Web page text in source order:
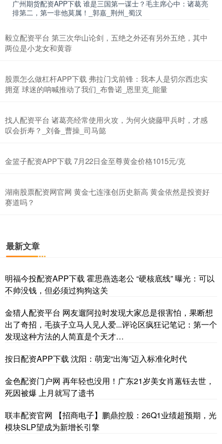
广州期货配资APP下载 谁是三国第一谋士？毛主席心中：诸葛亮
排第二，第一非他莫属！_郭嘉_荆州_蜀汉
毅立配资平台 第三次华山论剑，五绝之外还有另外五绝，其中
两位是小龙女和黄蓉
股票怎么做杠杆APP下载 弗拉门戈前锋：我本人是切尔西忠实
拥趸 球迷的呐喊推动了我们_布鲁诺_恩里克_能量
找人配资平台 诸葛亮经常使用火攻，为何火烧藤甲兵时，才感
叹会折寿？_刘备_曹操_司马懿
金篮子配资APP下载 7月22日金至尊黄金价格1015元/克
湖南股票配资网官网 黄金七连涨创历史新高 黄金依然是投资好
赛道吗？
最新文章
明福今投配资APP下载 霍思燕选老公 “硬核底线” 曝光：可以
不帅没钱，但必须过狗狗这关
金猎人配资平台 网友遛阿拉时发现大家总是很害怕，果断想
出了奇招，毛孩子立马人见人爱...评论区疯狂记笔记：第一个
发现这种方法的人简直是个天才…
按日配资APP下载 沈阳：萌宠“出海”迈入标准化时代
金色配资门户网 再年轻也没用！广东21岁美女肖蕙钰去世，
死因被爆 上月就写了遗书
联丰配资官网 【招商电子】鹏鼎控股：26Q1业绩超预期，光
模块SLP望成为新增长引擎